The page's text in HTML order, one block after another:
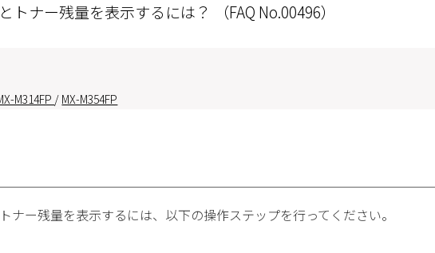
トナー残量を表示するには？ （FAQ No.00496）
M314FP / MX-M354FP
ナー残量を表示するには、以下の操作ステップを行ってください。